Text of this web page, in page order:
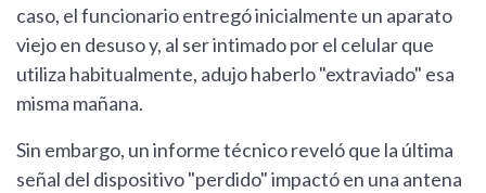
caso, el funcionario entregó inicialmente un aparato
viejo en desuso y, al ser intimado por el celular que
utiliza habitualmente, adujo haberlo "extraviado" esa
misma mañana.
Sin embargo, un informe técnico reveló que la última
señal del dispositivo "perdido" impactó en una antena